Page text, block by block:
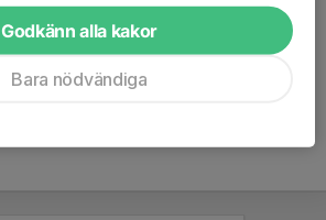
-
11 år
Godkänn alla kakor
Bara nödvändiga